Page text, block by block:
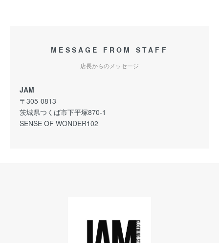
MESSAGE FROM STAFF
店長からのメッセージ
JAM
〒305-0813
茨城県つくば市下平塚870-1
SENSE OF WONDER102